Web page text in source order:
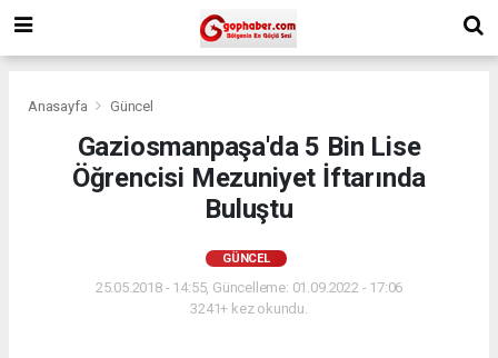
Anasayfa Güncel
Gaziosmanpaşa'da 5 Bin Lise
Öğrencisi Mezuniyet İftarında
Buluştu
GÜNCEL
25.05.2018 - 14:55, Güncelleme: 01.09.2022 - 17:06
3241+ kez okundu.